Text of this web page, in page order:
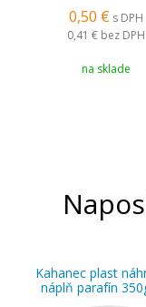
0,50 € s DPH
0,41 € bez DPH
na sklade
Kahanec plast
náplň parafín